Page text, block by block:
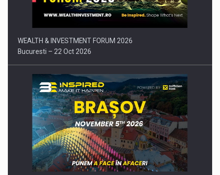
WEALTH & INVESTMENT FORUM 2026
Bucuresti – 22 Oct 2026